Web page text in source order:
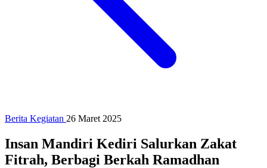
Berita Kegiatan 26 Maret 2025
Insan Mandiri Kediri Salurkan Zakat
Fitrah, Berbagi Berkah Ramadhan